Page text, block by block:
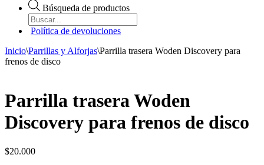
Búsqueda de productos
Política de devoluciones
Inicio\Parrillas y Alforjas\Parrilla trasera Woden Discovery para
frenos de disco
Parrilla trasera Woden
Discovery para frenos de disco
$20.000